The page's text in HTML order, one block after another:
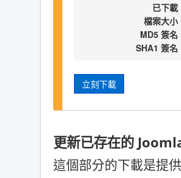
已下載
檔案大小
MD5 簽名
SHA1 簽名
立刻下載
更新已存在的
這個部分的下載是提